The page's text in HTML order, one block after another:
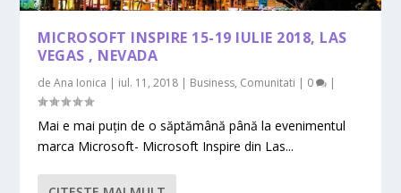
MICROSOFT INSPIRE 15-19 IULIE 2018, LAS
VEGAS , NEVADA
deAna Ionica | iul. 11, 2018 | Business, Comunitati | 0 |
Mai e mai puțin de o săptămână până la evenimentul
marca Microsoft- Microsoft Inspire din Las...